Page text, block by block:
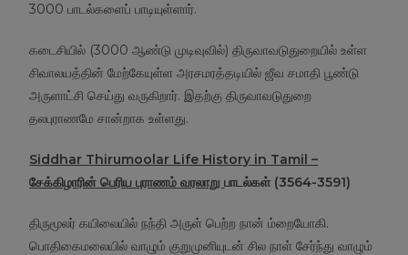
3000 பாடல்களைப் பாடியுள்ளார்.
கடைசியில் (3000 ஆண்டு முடிவுவில்) திருவாவடுதுறையில் உள்ள
சிவாலயத்தின் மேற்கேயுள்ள அரசமரத்தடியில் ஜீவ சமாதி பூண்டு
அருளாட்சி செய்து வருகிறார். இதற்கு திருவாவடுதுறை
தலபுராணமே சான்றாக உள்ளது.
Siddhar Thirumoolar Life History in Tamil –
சேக்கிழாரின் பெரிய புராணம் வரலாறுபாடல்கள் (3564-3591)
திருமூலர் கயிலையில் நந்தி அருள் பெற்ற நான் ம்றையோகி.
பொதிகைமலையில் வாழும் குறுமுனியுடன் சில நாள் சேர்ந்து வாழும்